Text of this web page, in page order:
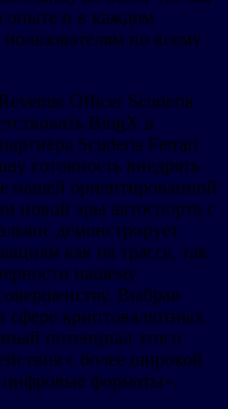
опыте и в каждом
по всему
Officer Scuderia
BingX в
Scuderia Ferrari
готовность внедрять
нашей ориентированной
новой эры автоспорта с
демонстрирует
как на трассе, так
нашему
Выбрав
сфере криптовалютных
потенциал этого
с более широкой
цифровые форматы».